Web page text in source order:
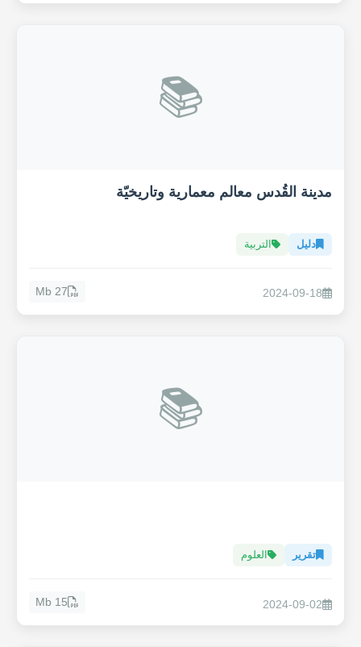
📚
مدينة القُدس معالم معمارية وتاريخيّة
دليل التربية
2024-09-18
27 Mb
📚
تقرير العلوم
2024-09-02
15 Mb